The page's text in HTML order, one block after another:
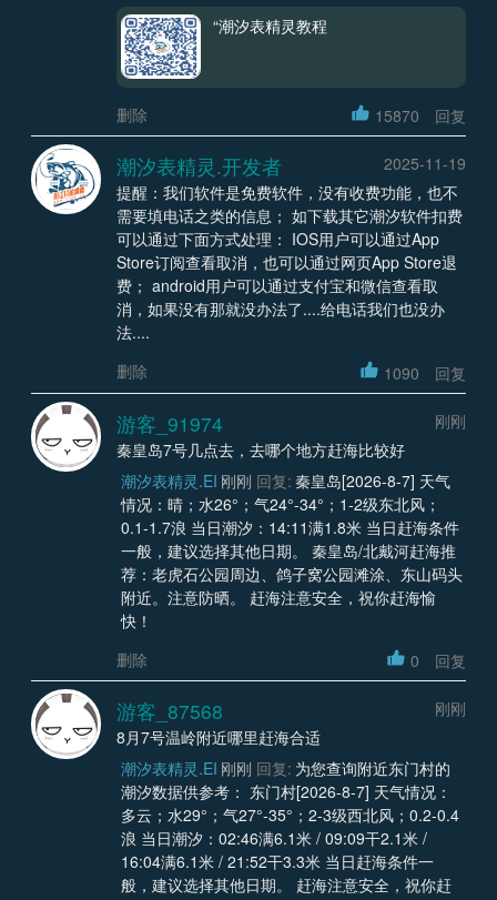
“潮汐表精灵教程
删除 15870 回复
潮汐表精灵.开发者
2025-11-19
提醒：我们软件是免费软件，没有收费功能，也不
需要填电话之类的信息； 如下载其它潮汐软件扣费
可以通过下面方式处理： IOS用户可以通过App
Store订阅查看取消，也可以通过网页App Store退
费； android用户可以通过支付宝和微信查看取
消，如果没有那就没办法了....给电话我们也没办
法....
删除
1090 回复
游客_91974
刚刚
秦皇岛7号几点去，去哪个地方赶海比较好
潮汐表精灵.EI 刚刚 回复: 秦皇岛[2026-8-7] 天气
情况：晴；水26°；气24°-34°；1-2级东北风；
0.1-1.7浪 当日潮汐：14:11满1.8米 当日赶海条件
一般，建议选择其他日期。 秦皇岛/北戴河赶海推
荐：老虎石公园周边、鸽子窝公园滩涂、东山码头
附近。注意防晒。 赶海注意安全，祝你赶海愉
快！
删除
0 回复
游客_87568
刚刚
8月7号温岭附近哪里赶海合适
潮汐表精灵.EI 刚刚 回复: 为您查询附近东门村的
潮汐数据供参考： 东门村[2026-8-7] 天气情况：
多云；水29°；气27°-35°；2-3级西北风；0.2-0.4
浪 当日潮汐：02:46满6.1米 / 09:09干2.1米 /
16:04满6.1米 / 21:52干3.3米 当日赶海条件一
般，建议选择其他日期。 赶海注意安全，祝你赶